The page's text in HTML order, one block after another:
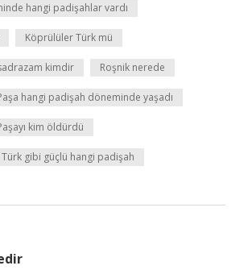
hangi padişahlar vardı
Köprülüler Türk mü
kimdir Roşnik nerede
hangi padişah döneminde yaşadı
kim öldürdü
gibi güçlü hangi padişah